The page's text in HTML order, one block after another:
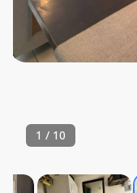
1 / 10